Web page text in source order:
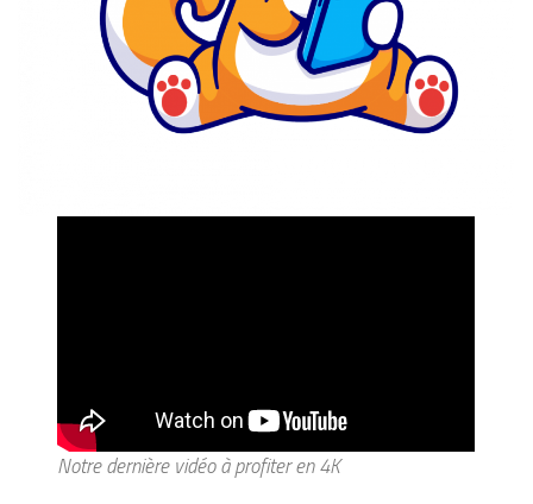
Notre dernière vidéo à profiter en 4K